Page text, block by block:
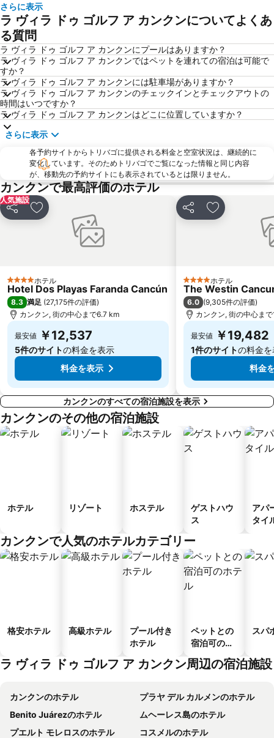
さらに表示
ラ ヴィラ ドゥ ゴルフ ア カンクンについてよくあ
る質問
ラ ヴィラ ドゥ ゴルフ ア カンクンにプールはありますか？
ラ ヴィラ ドゥ ゴルフ ア カンクンではペットを連れての宿泊は可能で
すか？
ラ ヴィラ ドゥ ゴルフ ア カンクンには駐車場がありますか？
ラ ヴィラ ドゥ ゴルフ ア カンクンのチェックインとチェックアウトの
時間はいつですか？
ラ ヴィラ ドゥ ゴルフ ア カンクンはどこに位置していますか？
さらに表示
各予約サイトからトリバゴに提供される料金と空室状況は、継続的に
変化しています。そのためトリバゴでご覧になった情報と同じ内容
が、移動先の予約サイトにも表示されているとは限りません。
カンクンで最高評価のホテル
人気施設
シェア お気に入りに追加
4 ホテルのランク
ホテル
Hotel Dos Playas Faranda Cancún
8.3 満足 (27,175件の評価)
カンクン, 街の中心まで6.7 km
最安値 ￥12,537
5件のサイトの料金を表示
料金を表示
シェア お気に入りに
4 ホテルのランク
ホテル
The Westin
6.0 (9,305件の評価)
カンクン, 街の中心ま
最安値 ￥19,482
1件のサイトの料金
料金
カンクンのすべての宿泊施設を表示
カンクンのその他の宿泊施設
ホテル リゾート ホステル
ゲストハウ
ス
アパ
タイ
カンクンで人気のホテルカテゴリー
格安ホテル 高級ホテル
プール付き
ホテル
ペットとの
宿泊可のホ
スパ
ラ ヴィラ ドゥ ゴルフ ア カンクン周辺の宿泊施設
カンクンのホテル
プラヤ デル カルメンのホテル
Benito Juárezのホテル
ムヘーレス島のホテル
プエルト モレロスのホテル
コスメルのホテル